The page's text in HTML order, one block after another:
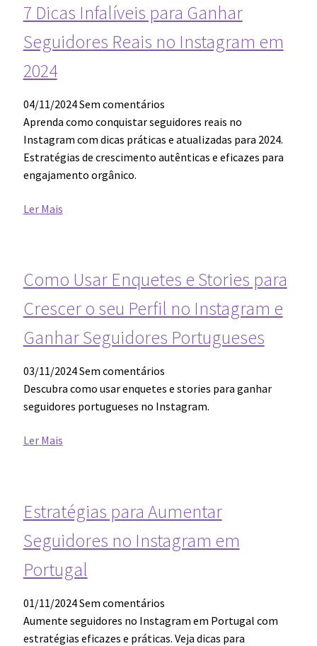
7 Dicas Infalíveis para Ganhar
Seguidores Reais no Instagram em
2024
04/11/2024Sem comentários
Aprenda como conquistar seguidores reais no
Instagram com dicas práticas e atualizadas para 2024.
Estratégias de crescimento autênticas e eficazes para
engajamento orgânico.
Ler Mais
Como Usar Enquetes e Stories para
Crescer o seu Perfil no Instagram e
Ganhar Seguidores Portugueses
03/11/2024Sem comentários
Descubra como usar enquetes e stories para ganhar
seguidores portugueses no Instagram.
Ler Mais
Estratégias para Aumentar
Seguidores no Instagram em
Portugal
01/11/2024Sem comentários
Aumente seguidores no Instagram em Portugal com
estratégias eficazes e práticas. Veja dicas para